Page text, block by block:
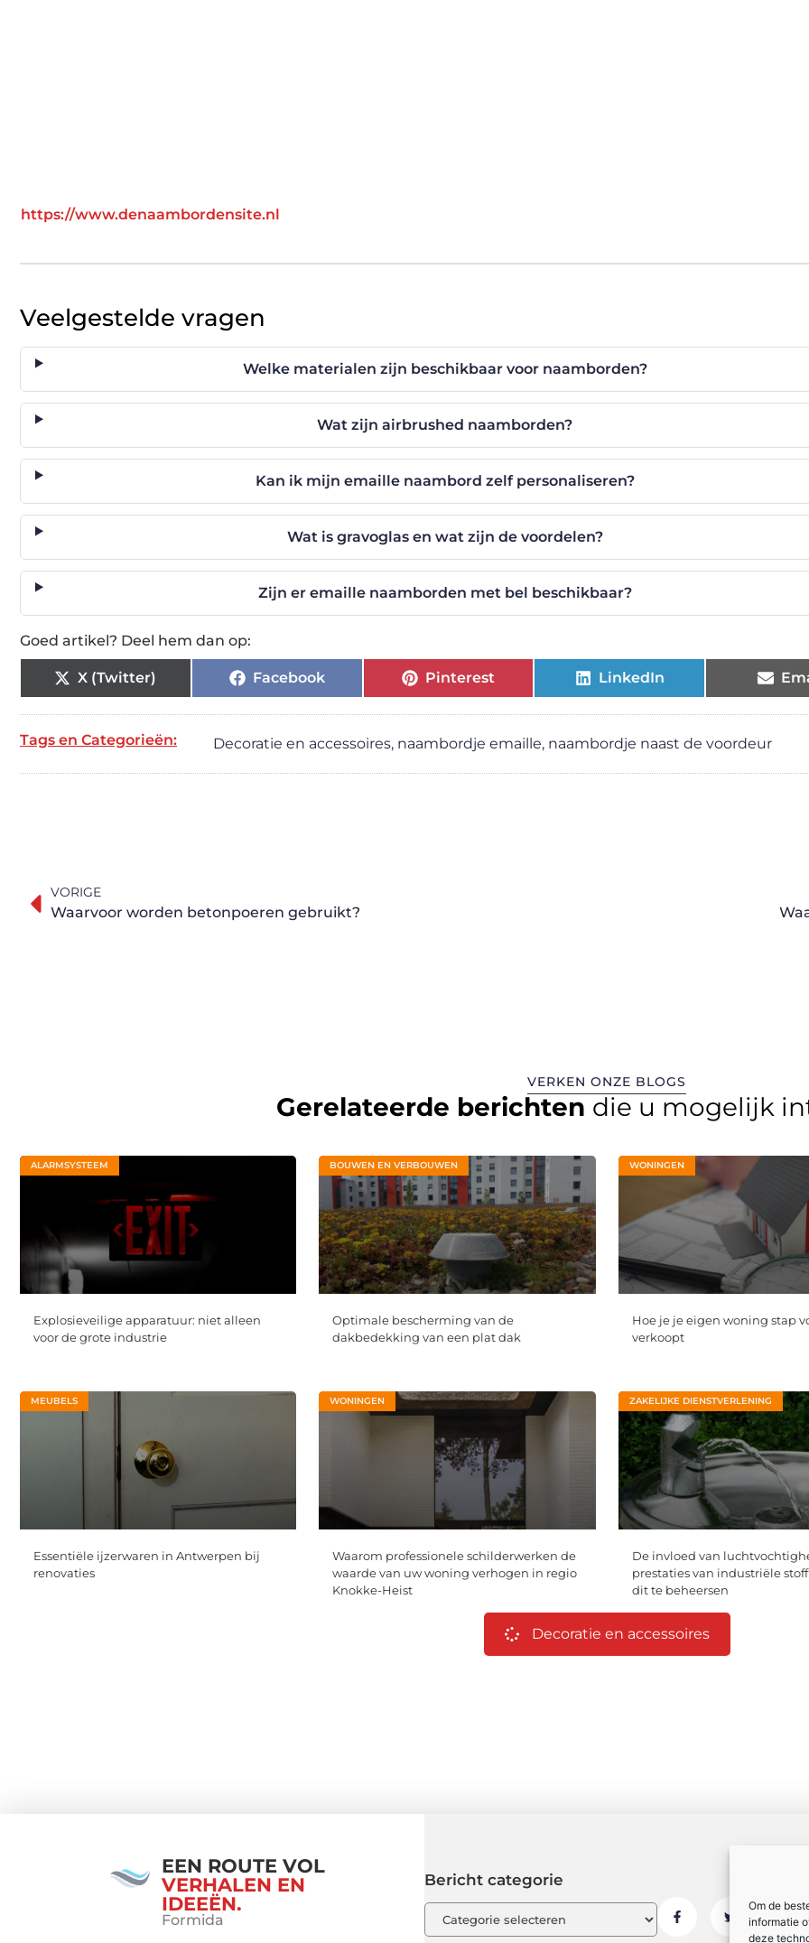
Om de
informatie
deze
https://www.denaambordensite.nl
Veelgestelde vragen
Welke materialen zijn beschikbaar voor naamborden?
Wat zijn airbrushed naamborden?
Kan ik mijn emaille naambord zelf personaliseren?
Wat is gravoglas en wat zijn de voordelen?
Zijn er emaille naamborden met bel beschikbaar?
Goed artikel? Deel hem dan op:
X (Twitter) Facebook Pinterest LinkedIn
Tags en Categorieën: Decoratie en accessoires, naambordje emaille, naambordje naast de voordeur
VORIGE
Waarvoor worden betonpoeren gebruikt?
VERKEN ONZE BLOGS
Gerelateerde berichten die u mogelijk
ALARMSYSTEEM
Explosieveilige apparatuur: niet alleen
voor de grote industrie
BOUWEN EN VERBOUWEN
Optimale bescherming van de
dakbedekking van een plat dak
WONINGEN
Hoe je je eigen woning stap
verkoopt
MEUBELS
Essentiële ijzerwaren in Antwerpen bij
renovaties
WONINGEN
Waarom professionele schilderwerken de
waarde van uw woning verhogen in regio
Knokke-Heist
ZAKELIJKE DIENSTVERLENING
De invloed van
prestaties van industriële
dit te beheersen
Decoratie en accessoires
EEN ROUTE VOL
VERHALEN EN
IDEEËN.
Formida
Bericht categorie